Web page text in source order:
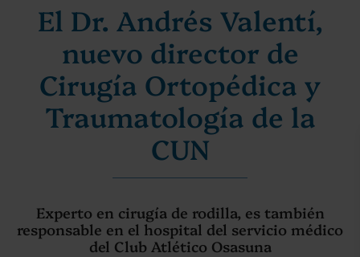
El Dr. Andrés Valentí,
nuevo director de
Cirugía Ortopédica y
Traumatología de la
CUN
Experto en cirugía de rodilla, es también
responsable en el hospital del servicio médico
del Club Atlético Osasuna